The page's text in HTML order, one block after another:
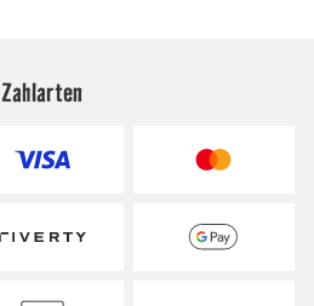
Zahlarten